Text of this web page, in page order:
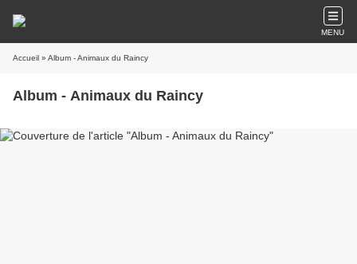
MENU
Accueil » Album - Animaux du Raincy
Album - Animaux du Raincy